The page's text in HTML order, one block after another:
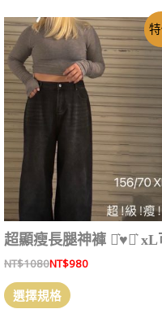
超顯瘦長腿神褲 ⋆͛♥︎⋆͛ xL
NT$1080NT$980
選擇規格